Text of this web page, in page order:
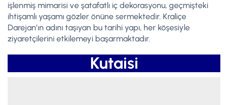
işlenmiş mimarisi ve şatafatlı iç dekorasyonu, geçmişteki
ihtişamlı yaşamı gözler önüne sermektedir. Kraliçe
Darejan’ın adını taşıyan bu tarihi yapı, her köşesiyle
ziyaretçilerini etkilemeyi başarmaktadır.
Kutaisi